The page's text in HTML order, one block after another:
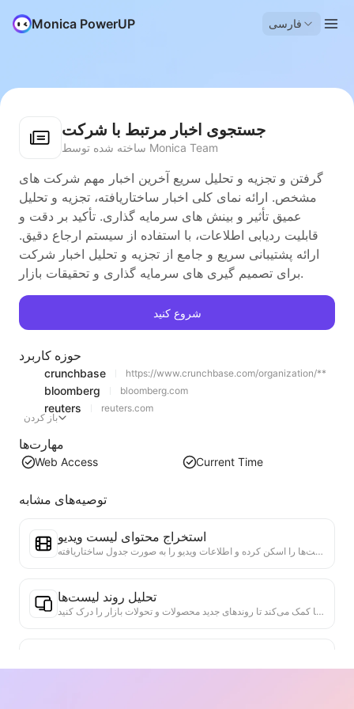
Monica PowerUP فارسی
جستجوی اخبار مرتبط با شرکت
ساخته شده توسط Monica Team
گرفتن و تجزیه و تحلیل سریع آخرین اخبار مهم شرکت های
مشخص. ارائه نمای کلی اخبار ساختاریافته، تجزیه و تحلیل
عمیق تأثیر و بینش های سرمایه گذاری. تأکید بر دقت و
قابلیت ردیابی اطلاعات، با استفاده از سیستم ارجاع دقیق.
ارائه پشتیبانی سریع و جامع از تجزیه و تحلیل اخبار شرکت
برای تصمیم گیری های سرمایه گذاری و تحقیقات بازار.
شروع کنید
حوزه کاربرد
crunchbase https://www.crunchbase.com/organization/**
bloomberg bloomberg.com
reuters
reuters.com
باز کردن
مهارت‌ها
Web Access Current Time
توصیه‌های مشابه
استخراج محتوای لیست ویدیو
یک ابزار کارآمد برای استخراج محتوای ویدئویی از وب‌سایت‌ها که می‌تواند به سرعت وب‌سایت‌ها را اسکن کرده و اطلاعات ویدیو را به صورت جدول ساختاریافته Markdown سازماندهی کند.
تحلیل روند لیست‌ها
تحلیل داده‌های لیست‌های فعلی صفحه، تولید گزارش روند. شناسایی دسته‌های محبوب، نوع محصولات در حال رشد سریع و فناوری‌های نوظهور. ارائه بینش‌های فوری بازار، به شما کمک می‌کند تا روندهای جدید محصولات و تحولات بازار را درک کنید.
اطلاعات وب را به پیشنهادات تجاری سفارشی، پیام‌های خصوصی همکاری تبدیل کنید، الگوهای آماده و راهنمای پیگیری ارائه دهید و فرآیند همکاری را ساده کنید.